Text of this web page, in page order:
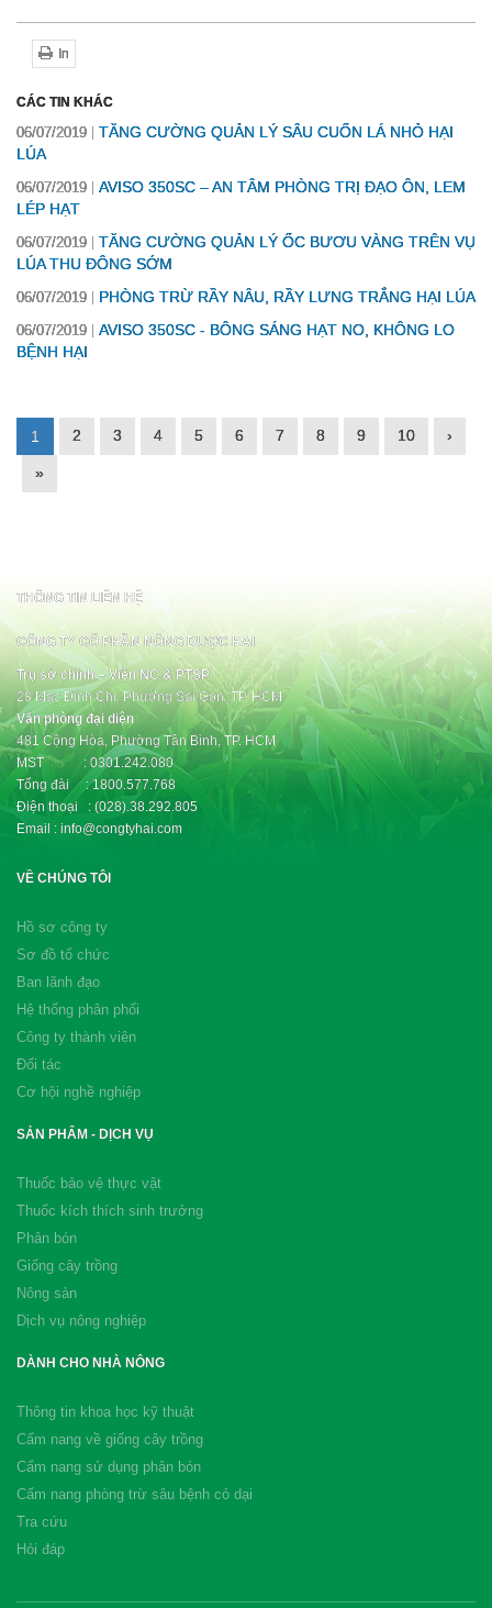
In
CÁC TIN KHÁC
06/07/2019
TĂNG CƯỜNG QUẢN LÝ SÂU CUỐN LÁ NHỎ HẠI
LÚA
06/07/2019
AVISO 350SC – AN TÂM PHÒNG TRỊ ĐẠO ÔN, LEM
LÉP HẠT
06/07/2019
TĂNG CƯỜNG QUẢN LÝ ỐC BƯƠU VÀNG TRÊN VỤ
LÚA THU ĐÔNG SỚM
06/07/2019 PHÒNG TRỪ RẦY NÂU, RẦY LƯNG TRẮNG HẠI LÚA
06/07/2019
AVISO 350SC - BÔNG SÁNG HẠT NO, KHÔNG LO
BỆNH HẠI
1 2 3 4 5 6 7 8 9 10 ›
»
THÔNG TIN LIÊN HỆ
CÔNG TY CỔ PHẦN NÔNG DƯỢC HAI
Trụ sở chính – Viện NC & PTSP
28 Mạc Đĩnh Chi, Phường Sài Gòn, TP. HCM
Văn phòng đại diện
481 Cộng Hòa, Phường Tân Bình, TP. HCM
MST : 0301.242.080
Tổng đài : 1800.577.768
Điện thoại : (028).38.292.805
Email : info@congtyhai.com
VỀ CHÚNG TÔI
Hồ sơ công ty
Sơ đồ tổ chức
Ban lãnh đạo
Hệ thống phân phối
Công ty thành viên
Đối tác
Cơ hội nghề nghiệp
SẢN PHẨM - DỊCH VỤ
Thuốc bảo vệ thực vật
Thuốc kích thích sinh trưởng
Phân bón
Giống cây trồng
Nông sản
Dịch vụ nông nghiệp
DÀNH CHO NHÀ NÔNG
Thông tin khoa học kỹ thuật
Cẩm nang về giống cây trồng
Cẩm nang sử dụng phân bón
Cẩm nang phòng trừ sâu bệnh cỏ dại
Tra cứu
Hỏi đáp